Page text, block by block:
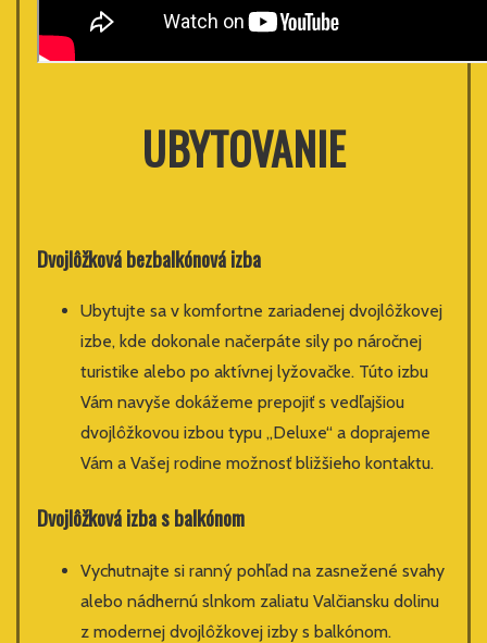
UBYTOVANIE
Dvojlôžková bezbalkónová izba
Ubytujte sa v komfortne zariadenej dvojlôžkovej
izbe, kde dokonale načerpáte sily po náročnej
turistike alebo po aktívnej lyžovačke. Túto izbu
Vám navyše dokážeme prepojiť s vedľajšiou
dvojlôžkovou izbou typu „Deluxe“ a doprajeme
Vám a Vašej rodine možnosť bližšieho kontaktu.
Dvojlôžková izba s balkónom
Vychutnajte si ranný pohľad na zasnežené svahy
alebo nádhernú slnkom zaliatu Valčiansku dolinu
z modernej dvojlôžkovej izby s balkónom.